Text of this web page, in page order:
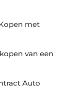
met
van een
Auto